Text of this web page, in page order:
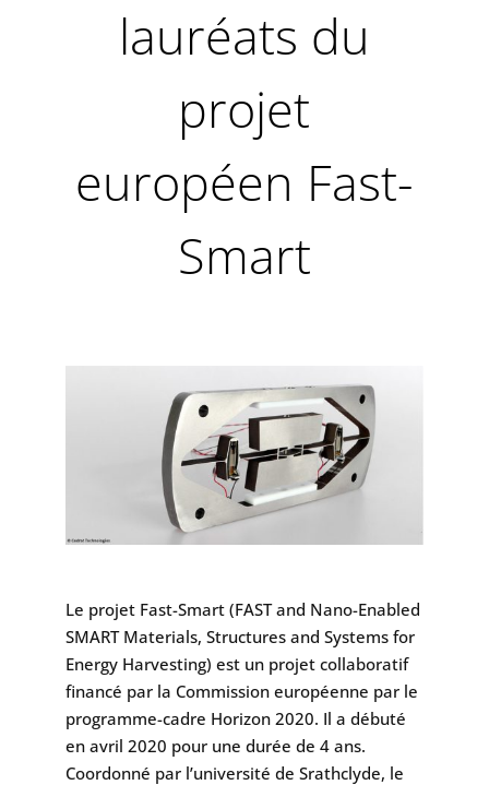
lauréats du
projet
européen Fast-
Smart
Le projet Fast-Smart (FAST and Nano-Enabled
SMART Materials, Structures and Systems for
Energy Harvesting) est un projet collaboratif
financé par la Commission européenne par le
programme-cadre Horizon 2020. Il a débuté
en avril 2020 pour une durée de 4 ans.
Coordonné par l’université de Srathclyde, le